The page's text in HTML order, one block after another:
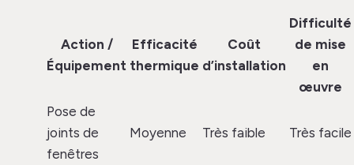
Action /
Équipement
Efficacité
thermique
Coût
d’installation
Difficulté
de mise
en
œuvre
Pose de
joints de
fenêtres
Moyenne Très faible Très facile